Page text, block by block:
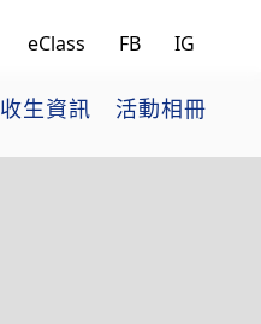
eClass FB IG
收生資訊 活動相冊